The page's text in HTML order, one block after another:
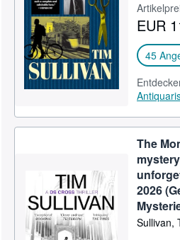
EUR
45
The
2026
Sullivan,